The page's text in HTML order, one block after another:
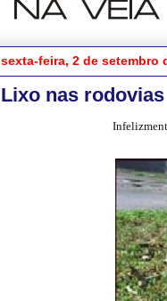
sexta-feira, 2 de setembro
Lixo nas rodovias